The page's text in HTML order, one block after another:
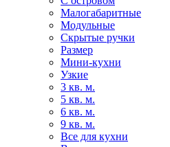
Малогабаритные
Модульные
Скрытые ручки
Размер
Мини-кухни
Узкие
3 кв. м.
5 кв. м.
6 кв. м.
9 кв. м.
Все для кухни